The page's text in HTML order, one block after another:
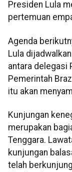
Presiden Lula
pertemuan
Agenda
Lula
antara delegasi
Pemerintah
itu akan
Kunjungan
merupakan
Tenggara.
kunjungan
telah